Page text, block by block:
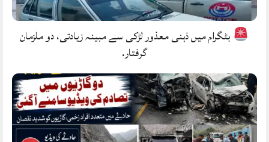
بٹگرام میں ذہنی معذور لڑکی سے مبینہ زیادتی، دو ملزمان
گرفتار.